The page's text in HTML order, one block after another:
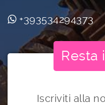
+393534294373
Resta
Iscriviti alla